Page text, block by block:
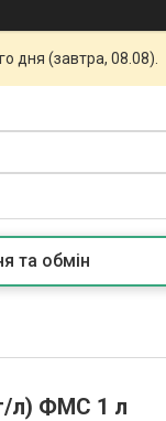
дня (завтра, 08.08).
та обмін
г/л) ФМС 1 л